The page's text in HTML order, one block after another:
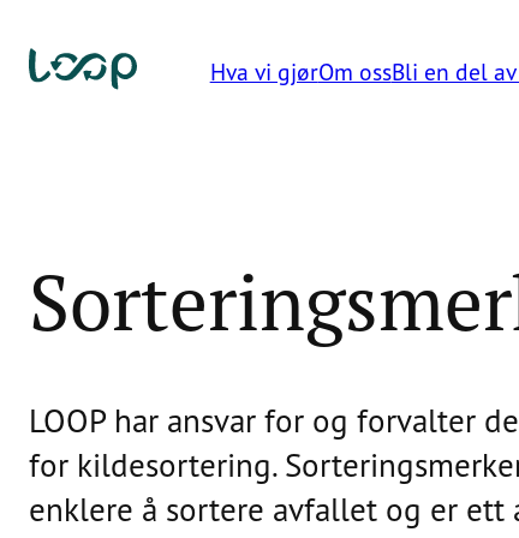
til
innhold
og
gjenvinning
Hva vi gjørOm ossBli en del av
LOOP har ansvar for og forvalter
for kildesortering.
enklere å sortere avfallet og er ett